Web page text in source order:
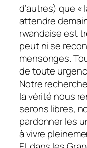
d’autres) que
attendre
rwandaise est
peut ni se
mensonges.
de toute
Notre
la vérité nous
serons libres,
pardonner les
à vivre